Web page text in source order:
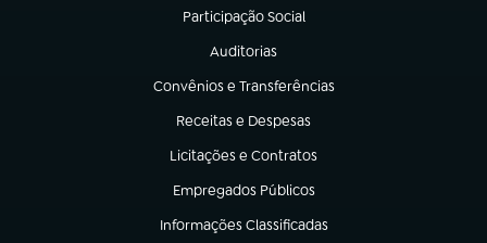
Participação Social
(abre em nova aba)
Auditorias
(abre em nova aba)
Convênios e Transferências
(abre em nova aba)
Receitas e Despesas
(abre em nova aba)
Licitações e Contratos
(abre em nova aba)
Empregados Públicos
(abre em nova aba)
Informações Classificadas
(abre em nova aba)